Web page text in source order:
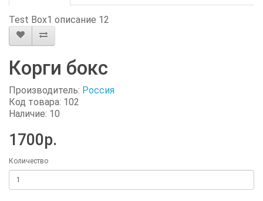
Test Box1 описание 12
Корги бокс
Производитель: Россия
Код товара: 102
Наличие: 10
1700р.
Количество